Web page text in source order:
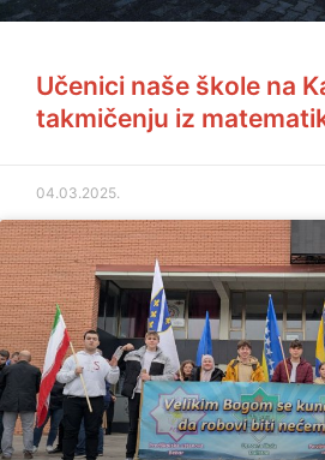
Učenici naše škole na
takmičenju iz
04.03.2025.